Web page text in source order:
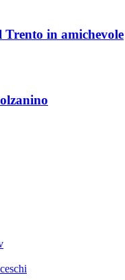
in amichevole